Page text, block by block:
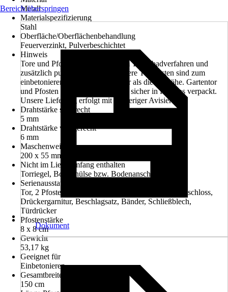
Metall
Materialspezifizierung
Stahl
Oberfläche/Oberflächenbehandlung
Feuerverzinkt, Pulverbeschichtet
Hinweis
Tore und Pfosten feuerverzinkt im Tauchbadverfahren und
zusätzlich pulverbeschichtet! Unsere Torpfosten sind zum
einbetonieren und ca. 60cm länger als die Torhöhe. Gartentor
und Pfosten werden komplett und sicher in Kartons verpackt.
Unsere Lieferung erfolgt mit vorheriger Avisierung.
Drahtstärke senkrecht
5 mm
Drahtstärke waagerecht
6 mm
Maschenweite
200 x 55 mm
Nicht im Lieferumfang enthalten
Torriegel, Bodenhülse bzw. Bodenanschlag
Serienausstattung
Tor, 2 Pfosten, Pfostenkappen, Türdrücker, Einsteckschloss,
Drückergarnitur, Beschlagsatz, Bänder, Schließblech,
Türdrücker
Pfostenstärke
8 x 8 cm
Gewicht
53,17 kg
Geeignet für
Einbetonieren
Gesamtbreite inkl. Pfosten
150 cm
Bereich überspringen
Dokument